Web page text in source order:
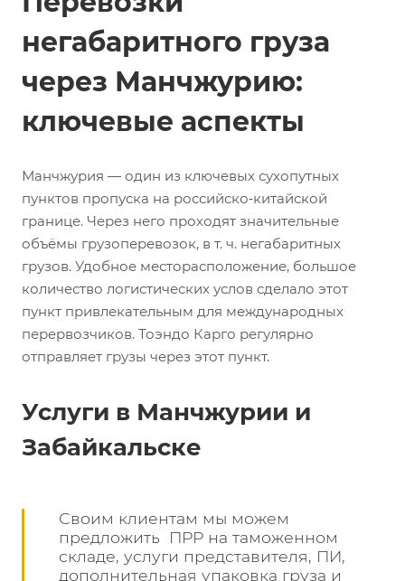
негабаритного груза
через Манчжурию:
ключевые аспекты
Манчжурия — один из ключевых сухопутных
пунктов пропуска на российско‑китайской
границе. Через него проходят значительные
объёмы грузоперевозок, в т. ч. негабаритных
грузов. Удобное месторасположение, большое
количество логистических услов сделало этот
пункт привлекательным для международных
перервозчиков. Тоэндо Карго регулярно
отправляет грузы через этот пункт.
Услуги в Манчжурии и
Забайкальске
Своим клиентам мы можем
предложить ПРР на таможенном
складе, услуги представителя, ПИ,
дополнительная упаковка груза и